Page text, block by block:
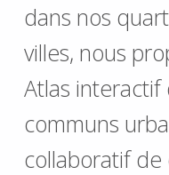
dans nos
villes, nous
Atlas interactif
communs
collaboratif